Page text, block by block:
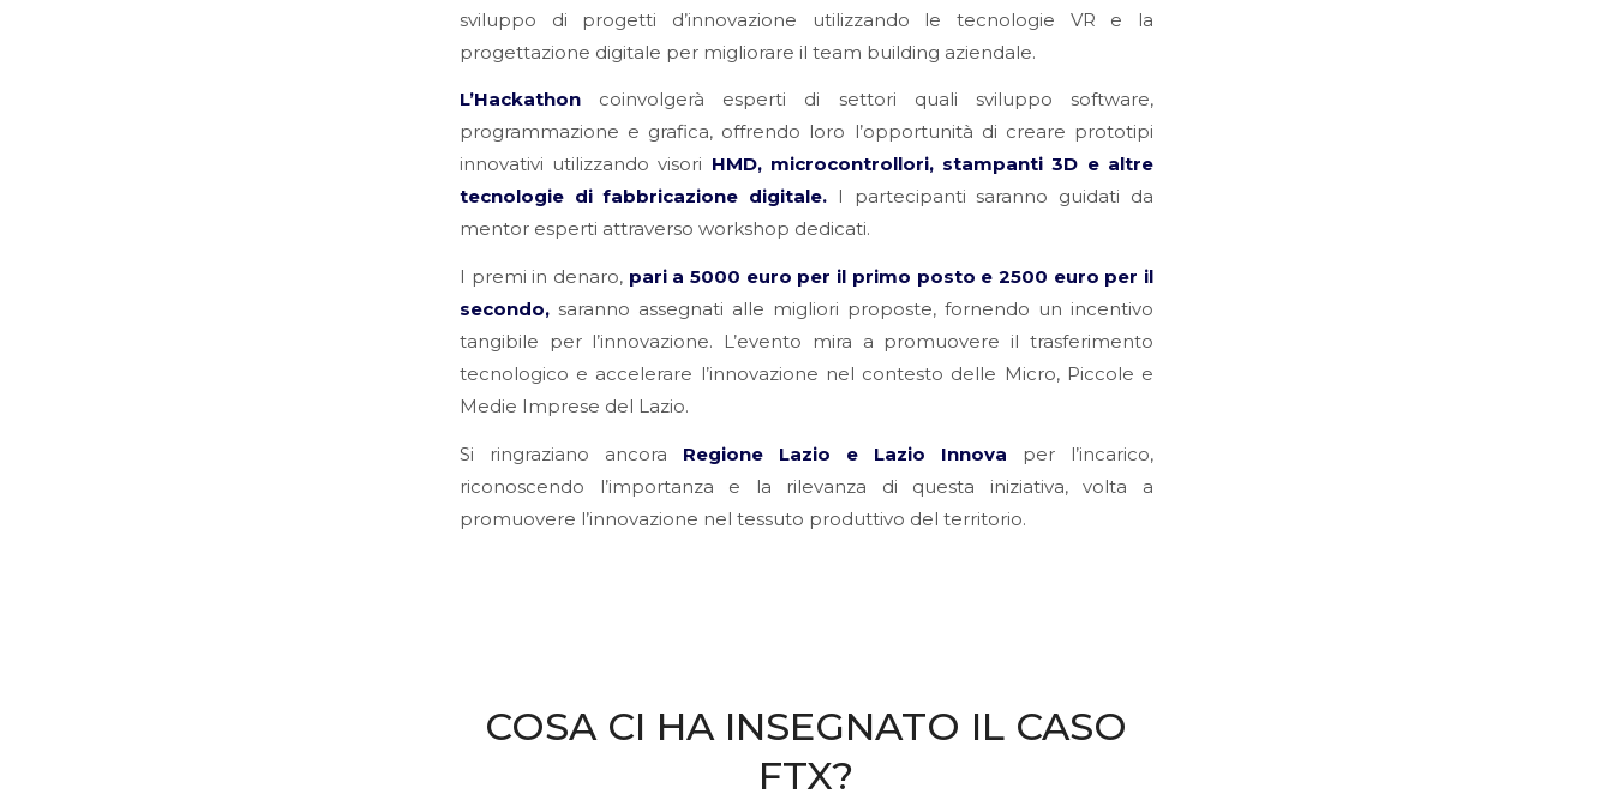
sviluppo di progetti d’innovazione utilizzando le tecnologie VR e la
progettazione digitale per migliorare il team building aziendale.
L’Hackathoncoinvolgerà esperti di settori quali sviluppo software,
programmazione e grafica, offrendo loro l’opportunità di creare prototipi
innovativi utilizzando visori HMD, microcontrollori, stampanti 3D e altre
tecnologie di fabbricazione digitale. I partecipanti saranno guidati da
mentor esperti attraverso workshop dedicati.
I premi in denaro, pari a 5000 euro per il primo posto e 2500 euro per il
secondo,saranno assegnati alle migliori proposte, fornendo un incentivo
tangibile per l’innovazione. L’evento mira a promuovere il trasferimento
tecnologico e accelerare l’innovazione nel contesto delle Micro, Piccole e
Medie Imprese del Lazio.
Si ringraziano ancora Regione Lazio e Lazio Innova per l’incarico,
riconoscendo l’importanza e la rilevanza di questa iniziativa, volta a
promuovere l’innovazione nel tessuto produttivo del territorio.
COSA CI HA INSEGNATO IL CASO
FTX?